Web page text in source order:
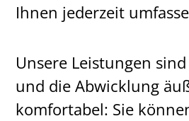
Ihnen jederzeit
Unsere Leistungen
und die Abwicklung
komfortabel: Sie